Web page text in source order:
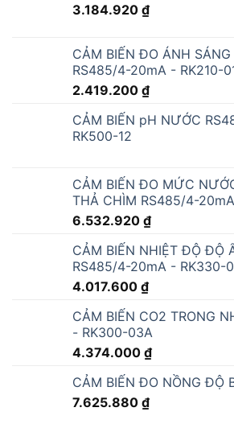
3.184.920 ₫
CẢM BIẾN ĐO ÁNH SÁNG
RS485/4-20mA - RK210-
2.419.200 ₫
CẢM BIẾN pH NƯỚC
RK500-12
CẢM BIẾN ĐO MỨC
THẢ CHÌM RS485/4-
6.532.920 ₫
CẢM BIẾN NHIỆT ĐỘ ĐỘ
RS485/4-20mA - RK330-
4.017.600 ₫
CẢM BIẾN CO2 TRONG
- RK300-03A
4.374.000 ₫
CẢM BIẾN ĐO NỒNG ĐỘ
7.625.880 ₫